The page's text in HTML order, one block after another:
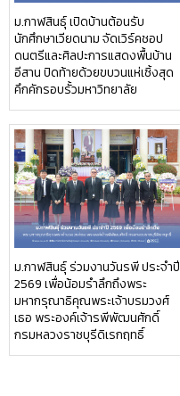
ม.กาฬสินธุ์ เปิดบ้านต้อนรับ
นักศึกษาเวียดนาม จัดเวิร์คชอป
ดนตรีและศิลปะการแสดงพื้นบ้าน
อีสาน ปิดท้ายด้วยขบวนแห่เซิ้งสุด
คึกคักรอบรั้วมหาวิทยาลัย
ม.กาฬสินธุ์ ร่วมงานวันรพี ประจำปี
2569 เพื่อน้อมรำลึกถึงพระ
มหากรุณาธิคุณพระเจ้าบรมวงศ์
เธอ พระองค์เจ้ารพีพัฒนศักดิ์
กรมหลวงราชบุรีดิเรกฤทธิ์